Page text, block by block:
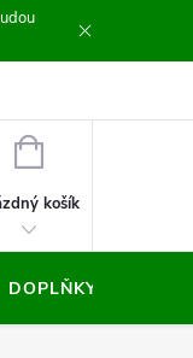
NÁKUPNÍ
košík
DOPLŇKY